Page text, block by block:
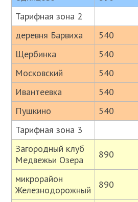
Тарифная зона 2
деревня Барвиха
540
Щербинка
540
Московский
540
Ивантеевка
540
Пушкино
540
Тарифная зона 3
Загородный клуб
Медвежьи Озера
890
микрорайон
Железнодорожный
890